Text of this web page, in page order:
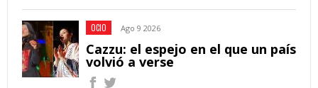
OCIO Ago 9 2026
Cazzu: el espejo en el que un país
volvió a verse